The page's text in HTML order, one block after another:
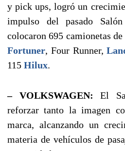
y pick ups, logró un
impulso del pasado
colocaron 695 camionetas
Fortuner, Four Runner,
115 Hilux.
– VOLKSWAGEN: El
reforzar tanto la imagen
marca, alcanzando un
materia de vehículos de